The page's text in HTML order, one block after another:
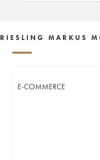
RIESLING MARKUS
E-COMMERCE